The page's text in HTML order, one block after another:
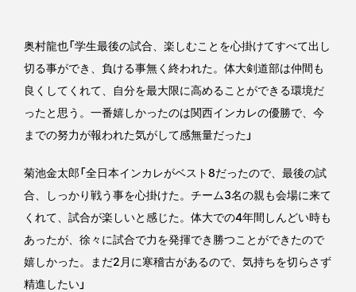
奥村龍也「学生最後の試合、楽しむことを心掛けてすべて出し
切る事ができ、負ける事無く終われた。体大剣道部は仲間も
良くしてくれて、自分を最大限に高めることができる環境だ
ったと思う。一番嬉しかったのは関西インカレの優勝で、今
までの努力が報われた気がして感無量だった」
菊池金太郎「全日本インカレがベスト8だったので、最後の試
合、しっかり戦う事を心掛けた。チーム3名の親も会場に来て
くれて、試合が楽しいと感じた。体大での4年間しんどい時も
あったが、徐々に試合で力を発揮でき勝つことができたので
嬉しかった。まだ2月に寒稽古があるので、気持ちを切らさず
精進したい」